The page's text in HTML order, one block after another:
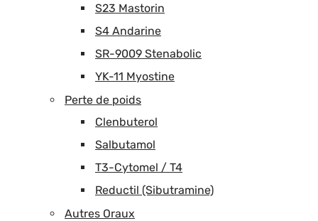
S23 Mastorin
S4 Andarine
SR-9009 Stenabolic
YK-11 Myostine
Perte de poids
Clenbuterol
Salbutamol
T3-Cytomel / T4
Reductil (Sibutramine)
Autres Oraux